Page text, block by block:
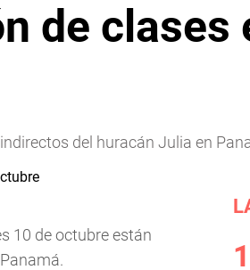
de clases
del huracán Julia en
10 de octubre están